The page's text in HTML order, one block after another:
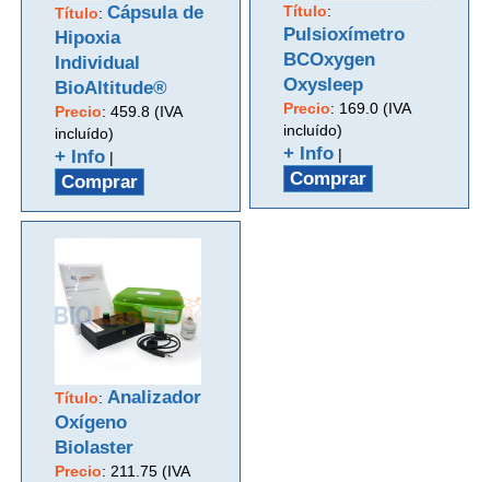
Título:Cápsula de
Hipoxia
Individual
BioAltitude®
Precio:459.8 (IVA
incluído)
+ Info |
Comprar
Título:
Pulsioxímetro
BCOxygen
Oxysleep
Precio: 169.0 (IVA
incluído)
+ Info |
Comprar
Título: Analizador
Oxígeno
Biolaster
Precio: 211.75 (IVA